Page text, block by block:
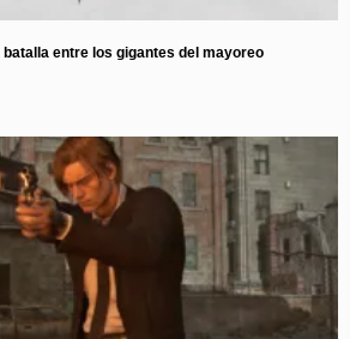
batalla entre los gigantes del mayoreo